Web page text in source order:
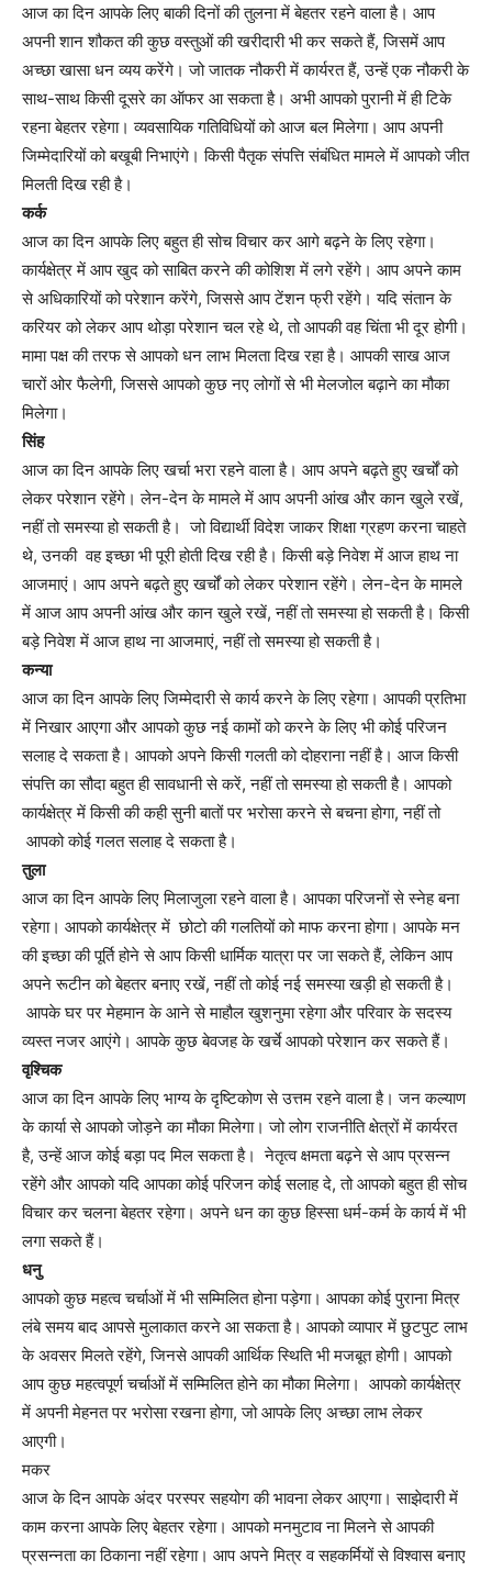
आज का दिन आपके लिए बाकी दिनों की तुलना में बेहतर रहने वाला है। आप
अपनी शान शौकत की कुछ वस्तुओं की खरीदारी भी कर सकते हैं, जिसमें आप
अच्छा खासा धन व्यय करेंगे। जो जातक नौकरी में कार्यरत हैं, उन्हें एक नौकरी के
साथ-साथ किसी दूसरे का ऑफर आ सकता है। अभी आपको पुरानी में ही टिके
रहना बेहतर रहेगा। व्यवसायिक गतिविधियों को आज बल मिलेगा। आप अपनी
जिम्मेदारियों को बखूबी निभाएंगे। किसी पैतृक संपत्ति संबंधित मामले में आपको जीत
मिलती दिख रही है।
कर्क
आज का दिन आपके लिए बहुत ही सोच विचार कर आगे बढ़ने के लिए रहेगा।
कार्यक्षेत्र में आप खुद को साबित करने की कोशिश में लगे रहेंगे। आप अपने काम
से अधिकारियों को परेशान करेंगे, जिससे आप टेंशन फ्री रहेंगे। यदि संतान के
करियर को लेकर आप थोड़ा परेशान चल रहे थे, तो आपकी वह चिंता भी दूर होगी।
मामा पक्ष की तरफ से आपको धन लाभ मिलता दिख रहा है। आपकी साख आज
चारों ओर फैलेगी, जिससे आपको कुछ नए लोगों से भी मेलजोल बढ़ाने का मौका
मिलेगा।
सिंह
आज का दिन आपके लिए खर्चा भरा रहने वाला है। आप अपने बढ़ते हुए खर्चों को
लेकर परेशान रहेंगे। लेन-देन के मामले में आप अपनी आंख और कान खुले रखें,
नहीं तो समस्या हो सकती है। जो विद्यार्थी विदेश जाकर शिक्षा ग्रहण करना चाहते
थे, उनकी वह इच्छा भी पूरी होती दिख रही है। किसी बड़े निवेश में आज हाथ ना
आजमाएं। आप अपने बढ़ते हुए खर्चों को लेकर परेशान रहेंगे। लेन-देन के मामले
में आज आप अपनी आंख और कान खुले रखें, नहीं तो समस्या हो सकती है। किसी
बड़े निवेश में आज हाथ ना आजमाएं, नहीं तो समस्या हो सकती है।
कन्या
आज का दिन आपके लिए जिम्मेदारी से कार्य करने के लिए रहेगा। आपकी प्रतिभा
में निखार आएगा और आपको कुछ नई कामों को करने के लिए भी कोई परिजन
सलाह दे सकता है। आपको अपने किसी गलती को दोहराना नहीं है। आज किसी
संपत्ति का सौदा बहुत ही सावधानी से करें, नहीं तो समस्या हो सकती है। आपको
कार्यक्षेत्र में किसी की कही सुनी बातों पर भरोसा करने से बचना होगा, नहीं तो
आपको कोई गलत सलाह दे सकता है।
तुला
आज का दिन आपके लिए मिलाजुला रहने वाला है। आपका परिजनों से स्नेह बना
रहेगा। आपको कार्यक्षेत्र में छोटो की गलतियों को माफ करना होगा। आपके मन
की इच्छा की पूर्ति होने से आप किसी धार्मिक यात्रा पर जा सकते हैं, लेकिन आप
अपने रूटीन को बेहतर बनाए रखें, नहीं तो कोई नई समस्या खड़ी हो सकती है।
आपके घर पर मेहमान के आने से माहौल खुशनुमा रहेगा और परिवार के सदस्य
व्यस्त नजर आएंगे। आपके कुछ बेवजह के खर्चे आपको परेशान कर सकते हैं।
वृश्चिक
आज का दिन आपके लिए भाग्य के दृष्टिकोण से उत्तम रहने वाला है। जन कल्याण
के कार्या से आपको जोड़ने का मौका मिलेगा। जो लोग राजनीति क्षेत्रों में कार्यरत
है, उन्हें आज कोई बड़ा पद मिल सकता है। नेतृत्व क्षमता बढ़ने से आप प्रसन्न
रहेंगे और आपको यदि आपका कोई परिजन कोई सलाह दे, तो आपको बहुत ही सोच
विचार कर चलना बेहतर रहेगा। अपने धन का कुछ हिस्सा धर्म-कर्म के कार्य में भी
लगा सकते हैं।
धनु
आपको कुछ महत्व चर्चाओं में भी सम्मिलित होना पड़ेगा। आपका कोई पुराना मित्र
लंबे समय बाद आपसे मुलाकात करने आ सकता है। आपको व्यापार में छुटपुट लाभ
के अवसर मिलते रहेंगे, जिनसे आपकी आर्थिक स्थिति भी मजबूत होगी। आपको
आप कुछ महत्वपूर्ण चर्चाओं में सम्मिलित होने का मौका मिलेगा। आपको कार्यक्षेत्र
में अपनी मेहनत पर भरोसा रखना होगा, जो आपके लिए अच्छा लाभ लेकर
आएगी।
मकर
आज के दिन आपके अंदर परस्पर सहयोग की भावना लेकर आएगा। साझेदारी में
काम करना आपके लिए बेहतर रहेगा। आपको मनमुटाव ना मिलने से आपकी
प्रसन्नता का ठिकाना नहीं रहेगा। आप अपने मित्र व सहकर्मियों से विश्वास बनाए